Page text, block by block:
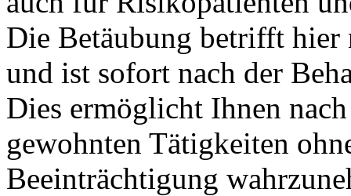
Die Betäubung betrifft hier
und ist sofort nach der
Dies ermöglicht Ihnen
gewohnten Tätigkeiten
Beeinträchtigung